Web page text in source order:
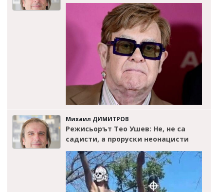
Михаил ДИМИТРОВ
Режисьорът Тео Ушев: Не, не са
садисти, а проруски неонацисти